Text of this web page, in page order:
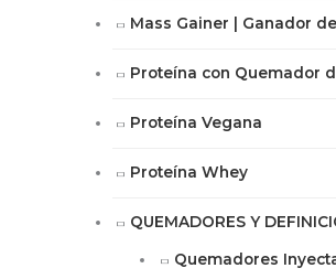
Mass Gainer | Ganador
Proteína con Quemador
Proteína Vegana
Proteína Whey
QUEMADORES Y
Quemadores